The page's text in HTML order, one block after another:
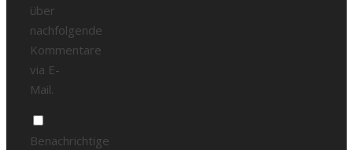
über
nachfolgende
Kommentare
via E-
Mail.
Benachrichtige